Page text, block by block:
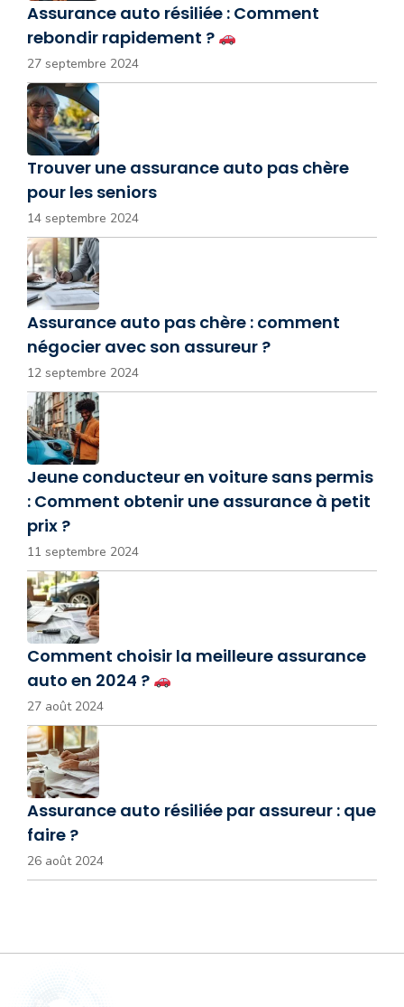
Assurance auto résiliée : Comment
rebondir rapidement ?
27 septembre 2024
Trouver une assurance auto pas chère
pour les seniors
14 septembre 2024
Assurance auto pas chère : comment
négocier avec son assureur ?
12 septembre 2024
Jeune conducteur en voiture sans permis
: Comment obtenir une assurance à petit
prix ?
11 septembre 2024
Comment choisir la meilleure assurance
auto en 2024 ?
27 août 2024
Assurance auto résiliée par assureur : que
faire ?
26 août 2024